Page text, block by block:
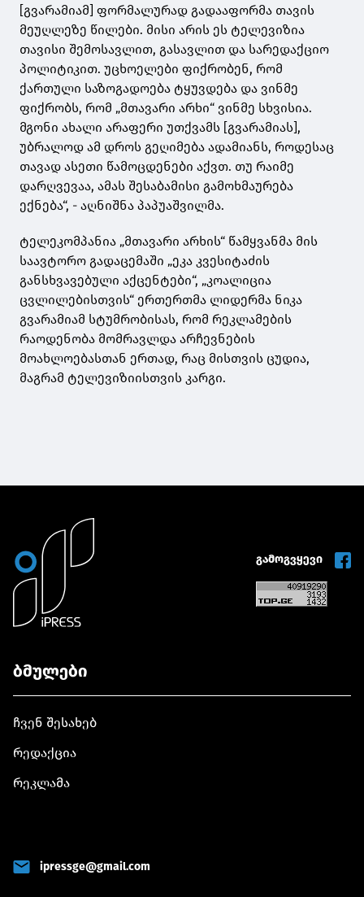
[გვარამიამ] ფორმალურად გადააფორმა თავის
მეუღლეზე წილები. მისი არის ეს ტელევიზია
თავისი შემოსავლით, გასავლით და სარედაქციო
პოლიტიკით. უცხოელები ფიქრობენ, რომ
ქართული საზოგადოება ტყუვდება და ვინმე
ფიქრობს, რომ „მთავარი არხი“ ვინმე სხვისია.
მგონი ახალი არაფერი უთქვამს [გვარამიას],
უბრალოდ ამ დროს გეღიმება ადამიანს, როდესაც
თავად ასეთი წამოცდენები აქვთ. თუ რაიმე
დარღვევაა, ამას შესაბამისი გამოხმაურება
ექნება“, - აღნიშნა პაპუაშვილმა.
ტელეკომპანია „მთავარი არხის“ წამყვანმა მის
საავტორო გადაცემაში „ეკა კვესიტაძის
განსხვავებული აქცენტები“, „კოალიცია
ცვლილებისთვის“ ერთერთმა ლიდერმა ნიკა
გვარამიამ სტუმრობისას, რომ რეკლამების
რაოდენობა მომრავლდა არჩევნების
მოახლოებასთან ერთად, რაც მისთვის ცუდია,
მაგრამ ტელევიზიისთვის კარგი.
გამოგვყევი
ბმულები
ჩვენ შესახებ
რედაქცია
რეკლამა
ipressge@gmail.com